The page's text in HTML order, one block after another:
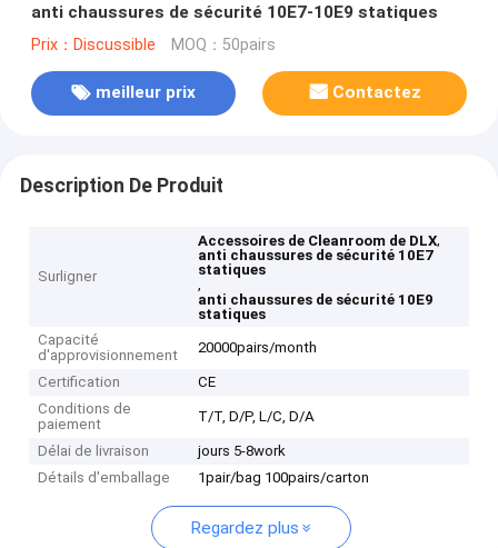
anti chaussures de sécurité 10E7-10E9 statiques
Prix：Discussible MOQ：50pairs
meilleur prix Contactez
Description De Produit
Surligner
Accessoires de Cleanroom de DLX,
anti chaussures de sécurité 10E7
statiques
,
anti chaussures de sécurité 10E9
statiques
Capacité
d'approvisionnement
20000pairs/month
Certification
CE
Conditions de
paiement
T/T, D/P, L/C, D/A
Délai de livraison
jours 5-8work
Détails d'emballage
1pair/bag 100pairs/carton
Regardez plus